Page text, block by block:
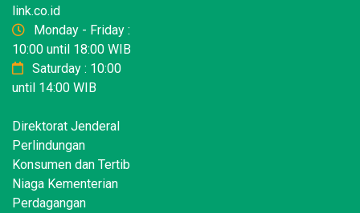
link.co.id
Monday - Friday :
10:00 until 18:00 WIB
Saturday : 10:00
until 14:00 WIB
Direktorat Jenderal
Perlindungan
Konsumen dan Tertib
Niaga Kementerian
Perdagangan